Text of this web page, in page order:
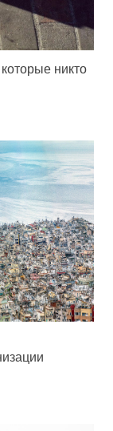
никто